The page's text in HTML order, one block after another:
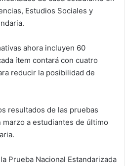
Estudios Sociales y
ahora incluyen 60
ítem contará con cuatro
reducir la posibilidad de
resultados de las pruebas
a estudiantes de último
Prueba Nacional Estandarizada